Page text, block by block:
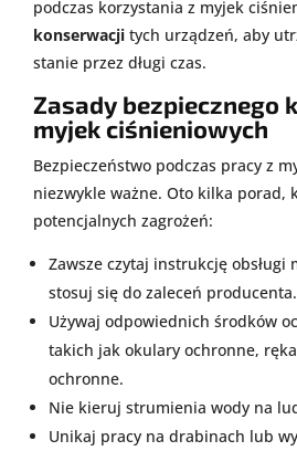
podczas korzystania z myjek
konserwacji tych urządzeń, aby
stanie przez długi czas.
Zasady bezpiecznego
myjek ciśnieniowych
Bezpieczeństwo podczas pracy z
niezwykle ważne. Oto kilka porad,
potencjalnych zagrożeń:
Zawsze czytaj instrukcję obsługi
stosuj się do zaleceń producenta.
Używaj odpowiednich środków
takich jak okulary ochronne,
ochronne.
Nie kieruj strumienia wody na
Unikaj pracy na drabinach lub